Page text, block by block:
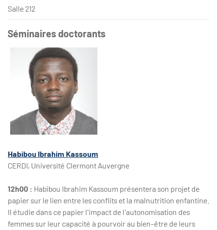
Salle 212
Séminaires doctorants
Habibou Ibrahim Kassoum
CERDI, Université Clermont Auvergne
12h00 : Habibou Ibrahim Kassoum présentera son projet de
papier sur le lien entre les conflits et la malnutrition enfantine.
Il étudie dans ce papier l'impact de l'autonomisation des
femmes sur leur capacité à pourvoir au bien-être de leurs